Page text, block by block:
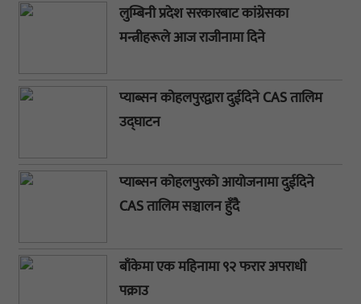
लुम्बिनी प्रदेश सरकारबाट कांग्रेसका
मन्त्रीहरूले आज राजीनामा दिने
प्याब्सन कोहलपुरद्वारा दुईदिने CAS तालिम
उद्घाटन
प्याब्सन कोहलपुरको आयोजनामा दुईदिने
CAS तालिम सञ्चालन हुँदै
बाँकेमा एक महिनामा ९२ फरार अपराधी
पक्राउ